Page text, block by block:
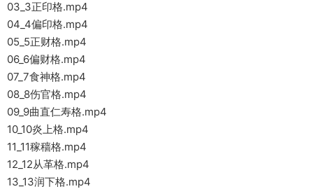
03_3正印格.mp4
04_4偏印格.mp4
05_5正财格.mp4
06_6偏财格.mp4
07_7食神格.mp4
08_8伤官格.mp4
09_9曲直仁寿格.mp4
10_10炎上格.mp4
11_11稼穑格.mp4
12_12从革格.mp4
13_13润下格.mp4